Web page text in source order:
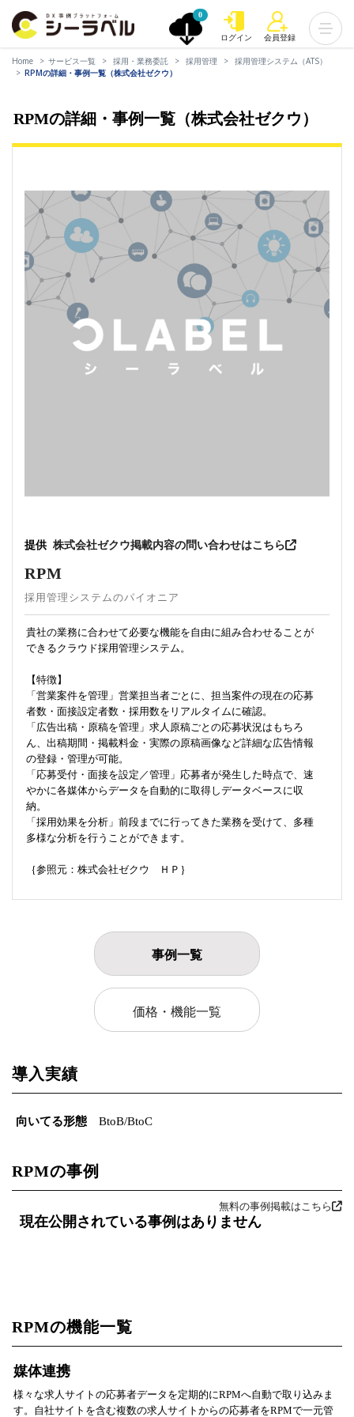
0
ログイン 会員登録
Home サービス一覧 採用・業務委託 採用管理
採用管理システム（ATS）
RPMの詳細・事例一覧（株式会社ゼクウ）
RPMの詳細・事例一覧（株式会社ゼクウ）
提供 株式会社ゼクウ掲載内容の問い合わせはこちら
RPM
採用管理システムのパイオニア
貴社の業務に合わせて必要な機能を自由に組み合わせることが
できるクラウド採用管理システム。
【特徴】
「営業案件を管理」営業担当者ごとに、担当案件の現在の応募
者数・面接設定者数・採用数をリアルタイムに確認。
「広告出稿・原稿を管理」求人原稿ごとの応募状況はもちろ
ん、出稿期間・掲載料金・実際の原稿画像など詳細な広告情報
の登録・管理が可能。
「応募受付・面接を設定／管理」応募者が発生した時点で、速
やかに各媒体からデータを自動的に取得しデータベースに収
納。
「採用効果を分析」前段までに行ってきた業務を受けて、多種
多様な分析を行うことができます。
｛参照元：株式会社ゼクウ ＨＰ｝
事例一覧
価格・機能一覧
導入実績
向いてる形態 BtoB/BtoC
RPMの事例
無料の事例掲載はこちら
現在公開されている事例はありません
RPMの機能一覧
媒体連携
様々な求人サイトの応募者データを定期的にRPMへ自動で取り込みま
す。自社サイトを含む複数の求人サイトからの応募者をRPMで一元管